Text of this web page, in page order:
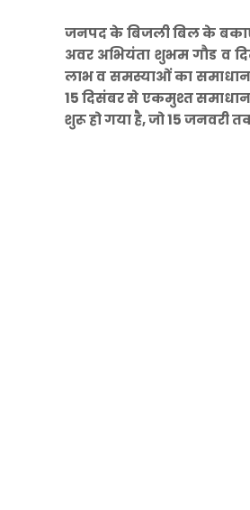
जनपद के बिजली बिल के
अवर अभियंता शुभम गौड व
लाभ व समस्याओं का समाधान
15 दिसंबर से एकमुश्त
शुरू हो गया है, जो 15 जनवरी